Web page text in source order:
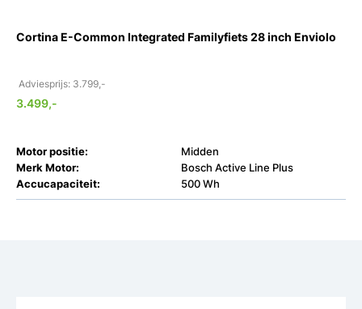
Cortina E-Common Integrated Familyfiets 28 inch Enviolo
Adviesprijs: 3.799,-
3.499,-
Motor positie:
Midden
Merk Motor:
Bosch Active Line Plus
Accucapaciteit:
500 Wh